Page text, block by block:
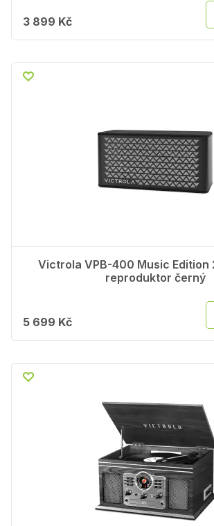
3 899 Kč
Victrola VPB-400 Music Edition
reproduktor černý
5 699 Kč